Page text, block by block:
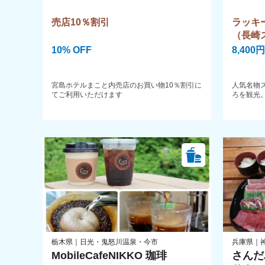
売店10％割引
10% OFF
宮島ホテルまこと内売店のお買い物10％割引に
てご利用いただけます
ラッキ
（長
8,400円
人気名物
ろを観光
栃木県｜日光・鬼怒川温泉・今市
MobileCafeNIKKO 珈琲
兵庫県｜
さん